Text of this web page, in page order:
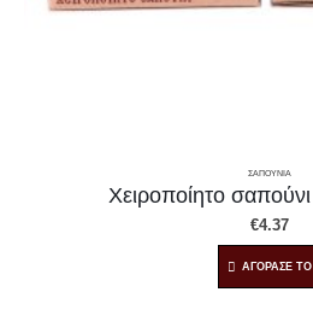
ΣΑΠΟΥΝΙΑ
Χειροποίητο
€4.37
ΑΓΟΡΑΣΕ ΤΟ